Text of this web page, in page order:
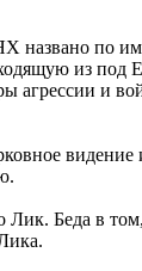
названо по
из под
агрессии и
Беда в